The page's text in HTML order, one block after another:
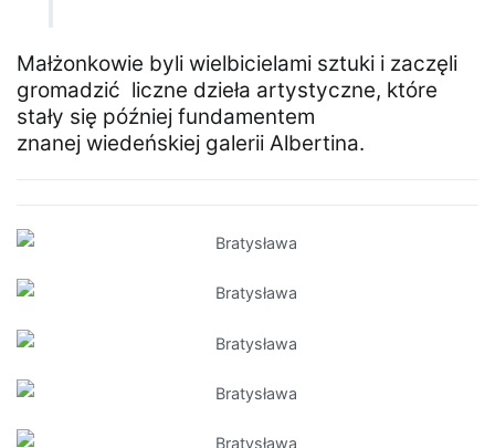
Małżonkowie byli wielbicielami sztuki i zaczęli
gromadzić liczne dzieła artystyczne, które
stały się później fundamentem
znanej wiedeńskiej galerii Albertina.